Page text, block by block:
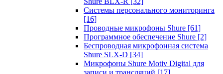
Системы персонального мониторинга
[16]
Проводные микрофоны Shure [61]
Программное обеспечение Shure [2]
Беспроводная микрофонная система
Shure SLX-D [34]
Микрофоны Shure Motiv Digital для
записи и трансляций [17]